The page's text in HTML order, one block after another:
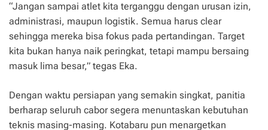
“Jangan sampai atlet kita terganggu dengan urusan izin,
administrasi, maupun logistik. Semua harus clear
sehingga mereka bisa fokus pada pertandingan. Target
kita bukan hanya naik peringkat, tetapi mampu bersaing
masuk lima besar,” tegas Eka.
Dengan waktu persiapan yang semakin singkat, panitia
berharap seluruh cabor segera menuntaskan kebutuhan
teknis masing-masing. Kotabaru pun menargetkan